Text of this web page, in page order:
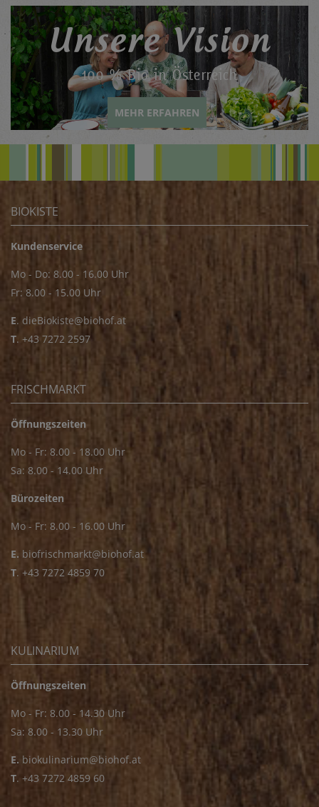
Unsere Vision
100 % Bio in Österreich
MEHR ERFAHREN
BIOKISTE
Kundenservice
Mo - Do: 8.00 - 16.00 Uhr
Fr: 8.00 - 15.00 Uhr
E. dieBiokiste@biohof.at
T. +43 7272 2597
FRISCHMARKT
Öffnungszeiten
Mo - Fr: 8.00 - 18.00 Uhr
Sa: 8.00 - 14.00 Uhr
Bürozeiten
Mo - Fr: 8.00 - 16.00 Uhr
E. biofrischmarkt@biohof.at
T. +43 7272 4859 70
KULINARIUM
Öffnungszeiten
Mo - Fr: 8.00 - 14.30 Uhr
Sa: 8.00 - 13.30 Uhr
E. biokulinarium@biohof.at
T. +43 7272 4859 60